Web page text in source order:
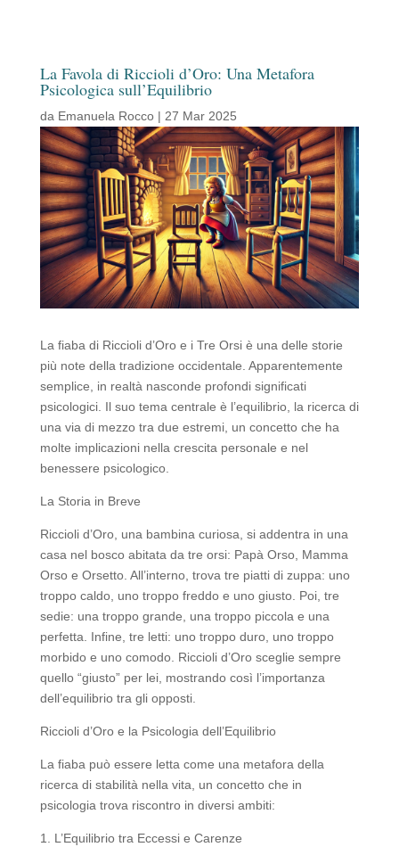
La Favola di Riccioli d’Oro: Una Metafora
Psicologica sull’Equilibrio
da Emanuela Rocco| 27 Mar 2025
La fiaba di Riccioli d’Oro e i Tre Orsi è una delle storie
più note della tradizione occidentale. Apparentemente
semplice, in realtà nasconde profondi significati
psicologici. Il suo tema centrale è l’equilibrio, la ricerca di
una via di mezzo tra due estremi, un concetto che ha
molte implicazioni nella crescita personale e nel
benessere psicologico.
La Storia in Breve
Riccioli d’Oro, una bambina curiosa, si addentra in una
casa nel bosco abitata da tre orsi: Papà Orso, Mamma
Orso e Orsetto. All’interno, trova tre piatti di zuppa: uno
troppo caldo, uno troppo freddo e uno giusto. Poi, tre
sedie: una troppo grande, una troppo piccola e una
perfetta. Infine, tre letti: uno troppo duro, uno troppo
morbido e uno comodo. Riccioli d’Oro sceglie sempre
quello “giusto” per lei, mostrando così l’importanza
dell’equilibrio tra gli opposti.
Riccioli d’Oro e la Psicologia dell’Equilibrio
La fiaba può essere letta come una metafora della
ricerca di stabilità nella vita, un concetto che in
psicologia trova riscontro in diversi ambiti:
1. L’Equilibrio tra Eccessi e Carenze